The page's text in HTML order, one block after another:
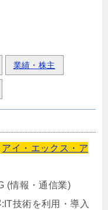
業績・株主
アイ・エックス・ア
(情報・通信業)
:IT技術を利用・導入